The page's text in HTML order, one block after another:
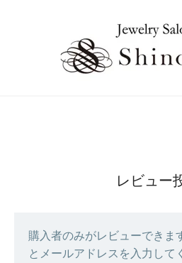
レビュー
購入者のみがレビューできま
とメールアドレスを入力して